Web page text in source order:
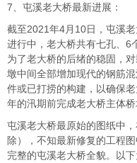
7、屯溪老大桥最新进展：
截至2021年4月10日，屯溪
进行中，老大桥共有七孔、6
为了老大桥的后绪的稳固，
墩中间全部增加现代的钢筋
件或已打捞的构建，以确保
年的汛期前完成老大桥主体桥
屯溪老大桥最原始的图纸中
除），不知最新修复的工程
完整的屯溪老大桥全貌。以